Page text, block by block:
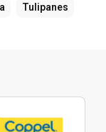
Tulipanes